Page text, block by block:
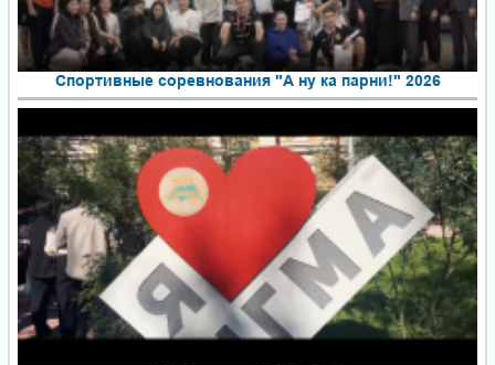
Спортивные соревнования "А ну ка парни!" 2026